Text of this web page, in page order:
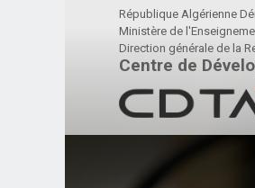
République Algérienne
Ministère de
Direction générale de la
Centre de